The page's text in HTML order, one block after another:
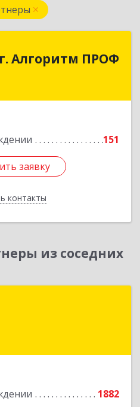
Алгоритм ПРОФ
151
заявку
контакты
Алгоритм ПРОФ
Артинский р-н, Арти
заявку
из соседних
1882
обл, Екатеринбург г,